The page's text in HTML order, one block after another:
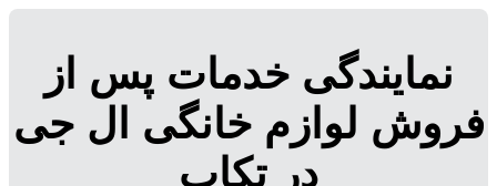
نمایندگی خدمات پس از
فروش لوازم خانگی ال جی
در تکاب